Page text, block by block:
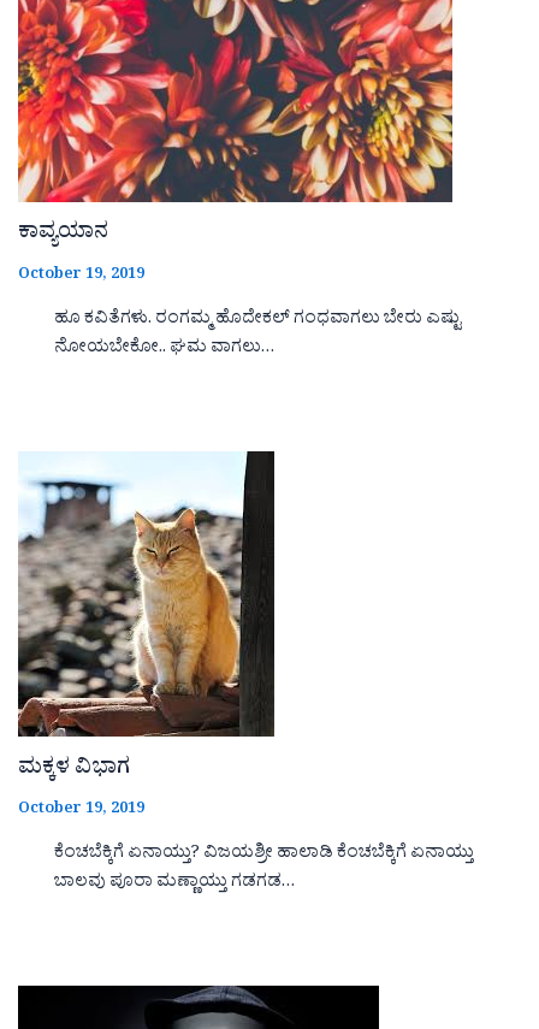
ಕಾವ್ಯಯಾನ
October 19, 2019
ಹೂ ಕವಿತೆಗಳು. ರಂಗಮ್ಮ ಹೊದೇಕಲ್ ಗಂಧವಾಗಲು ಬೇರು ಎಷ್ಟು
ನೋಯಬೇಕೋ.. ಘಮ ವಾಗಲು…
ಮಕ್ಕಳ ವಿಭಾಗ
October 19, 2019
ಕೆಂಚಬೆಕ್ಕಿಗೆ ಏನಾಯ್ತು? ವಿಜಯಶ್ರೀ ಹಾಲಾಡಿ ಕೆಂಚಬೆಕ್ಕಿಗೆ ಏನಾಯ್ತು
ಬಾಲವು ಪೂರಾ ಮಣ್ಣಾಯ್ತು ಗಡಗಡ…